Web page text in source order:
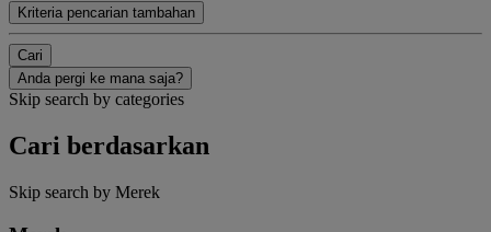
Kriteria pencarian tambahan
Cari
Anda pergi ke mana saja?
Skip search by categories
Cari berdasarkan
Skip search by Merek